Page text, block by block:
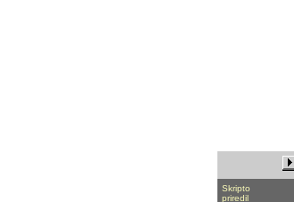
Skripto
priredil